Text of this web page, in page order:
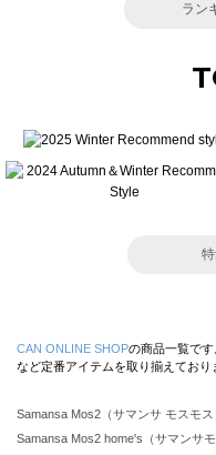
ラン
CAN ONLINE SHOPの商品一覧です
など定番アイテムを取り揃えており
Samansa Mos2（サマンサ モスモ
Samansa Mos2 home's（サマンサ